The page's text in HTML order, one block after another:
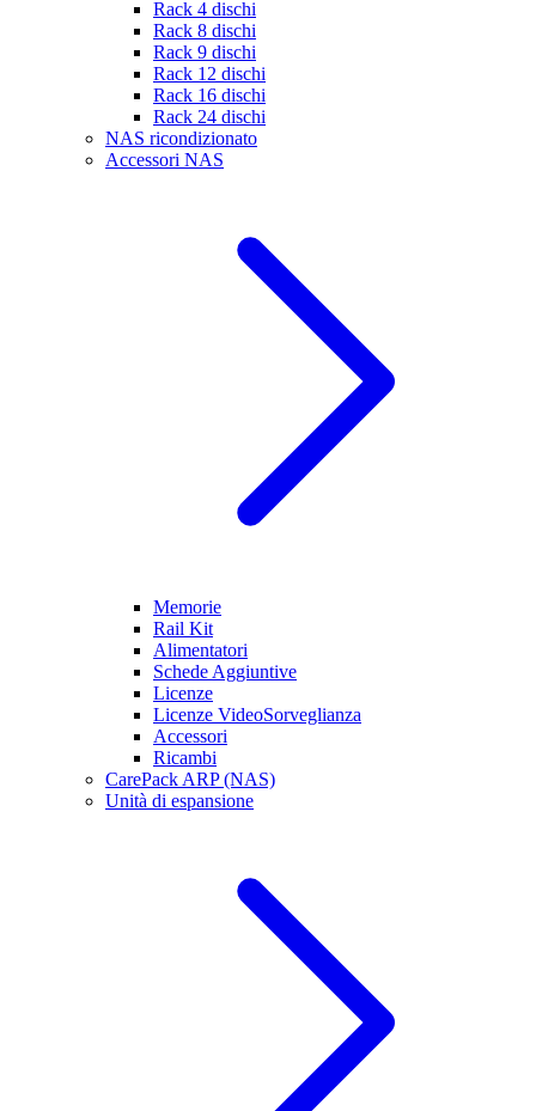
Rack 4 dischi
Rack 8 dischi
Rack 9 dischi
Rack 12 dischi
Rack 16 dischi
Rack 24 dischi
NAS ricondizionato
Accessori NAS
Memorie
Rail Kit
Alimentatori
Schede Aggiuntive
Licenze
Licenze VideoSorveglianza
Accessori
Ricambi
CarePack ARP (NAS)
Unità di espansione